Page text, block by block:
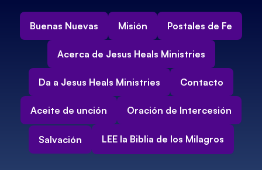
Buenas Nuevas Misión Postales de Fe
Acerca de Jesus Heals Ministries
Da a Jesus Heals Ministries Contacto
Aceite de unción Oración de Intercesión
Salvación LEE la Biblia de los Milagros